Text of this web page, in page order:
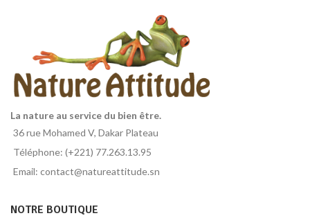
La nature au service du bien être.
36 rue Mohamed V, Dakar Plateau
Téléphone: (+221) 77.263.13.95
Email: contact@natureattitude.sn
NOTRE BOUTIQUE